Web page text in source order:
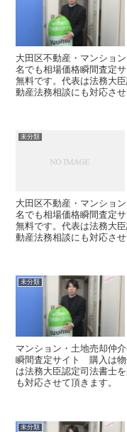
大田区不動産・マンショ
名でも相場価格瞬間査定
無料です。代表は法務大
動産法務相談にも対応させ
未分類
大田区不動産・マンショ
名でも相場価格瞬間査定
無料です。代表は法務大
動産法務相談にも対応させ
未分類
マンション・土地売却仲
瞬間査定サイト 購入は物
は法務大臣認定司法書士
も対応させて頂きます。
未分類